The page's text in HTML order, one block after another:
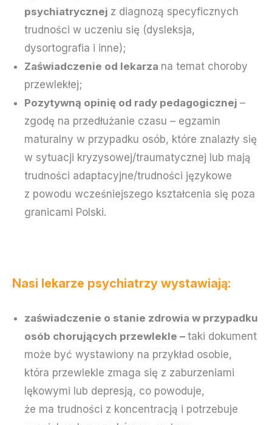
psychiatrycznej z diagnozą specyficznych
trudności w uczeniu się (dysleksja,
dysortografia i inne);
Zaświadczenie od lekarza na temat choroby
przewlekłej;
Pozytywną opinię od rady pedagogicznej –
zgodę na przedłużanie czasu – egzamin
maturalny w przypadku osób, które znalazły się
w sytuacji kryzysowej/traumatycznej lub mają
trudności adaptacyjne/trudności językowe
z powodu wcześniejszego kształcenia się poza
granicami Polski.
Nasi lekarze psychiatrzy wystawiają:
zaświadczenie o stanie zdrowia w przypadku
osób chorujących przewlekle – taki dokument
może być wystawiony na przykład osobie,
która przewlekle zmaga się z zaburzeniami
lękowymi lub depresją, co powoduje,
że ma trudności z koncentracją i potrzebuje